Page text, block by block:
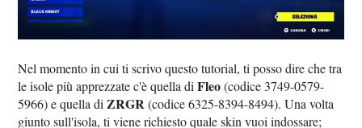
Nel momento in cui ti scrivo questo tutorial, ti posso dire che tra
le isole più apprezzate c'è quella diFleo(codice 3749-0579-
5966) e quella diZRGR(codice 6325-8394-8494). Una volta
giunto sull'isola, ti viene richiesto quale skin vuoi indossare;